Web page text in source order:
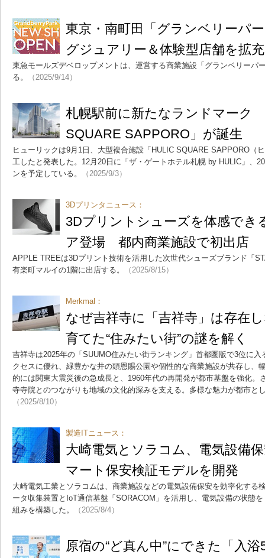
東京・南町田「グランベリーパ
グジュアリー＆体験型店舗を拡充
東急モールズデベロップメントは、運営する商業施設「グランベリーパ
る。
（2025/9/14）
札幌駅前に新たなランドマーク
SQUARE SAPPORO」が誕生
ヒューリックは9月1日、大型複合施設「HULIC SQUARE SAPPORO（
工したと発表した。12月20日に「ザ・ゲートホテル札幌 by HULIC」、
ンを予定している。
（2025/9/3）
3Dプリンタニュース：
3Dプリントシューズを体感でき
ア登場 都内商業施設で初出店
APPLE TREEは3Dプリント技術を活用した次世代シューズブランド「
有楽町マルイの1階に出店する。
（2025/8/15）
Merkmal：
なぜ吉祥寺に「吉祥寺」は存在
育てた“住みたい街”の謎を解く
吉祥寺は2025年の「SUUMO住みたい街ランキング」首都圏版で3位に
クセスに優れ、緑豊かな井の頭恩賜公園や個性的な商業施設が共存し、
的には関東大震災後の急成長と、1960年代の再開発が都市基盤を強化。
寺寺院とのつながりも地域の文化的深みを支える。多様な魅力が都市と
（2025/8/10）
製造ITニュース：
大崎電気とソラコム、電気設備
マート保安検証モデルを開発
大崎電気工業とソラコムは、商業施設などの電気設備保安を効率化する
ータ収集装置とIoT通信基盤「SORACOM」を活用し、電気設備の状態
組みを構築した。
（2025/8/4）
原宿の“ど真ん中”にできた「入